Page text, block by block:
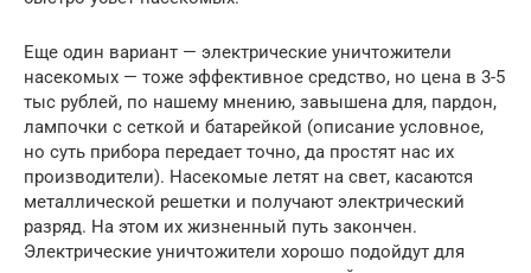
Еще один вариант — электрические уничтожители
насекомых — тоже эффективное средство, но цена в 3-5
тыс рублей, по нашему мнению, завышена для, пардон,
лампочки с сеткой и батарейкой (описание условное,
но суть прибора передает точно, да простят нас их
производители). Насекомые летят на свет, касаются
металлической решетки и получают электрический
разряд. На этом их жизненный путь закончен.
Электрические уничтожители хорошо подойдут для